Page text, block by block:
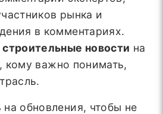
рынка и
в комментариях.
строительные новости на
кому важно понимать,
обновления, чтобы не